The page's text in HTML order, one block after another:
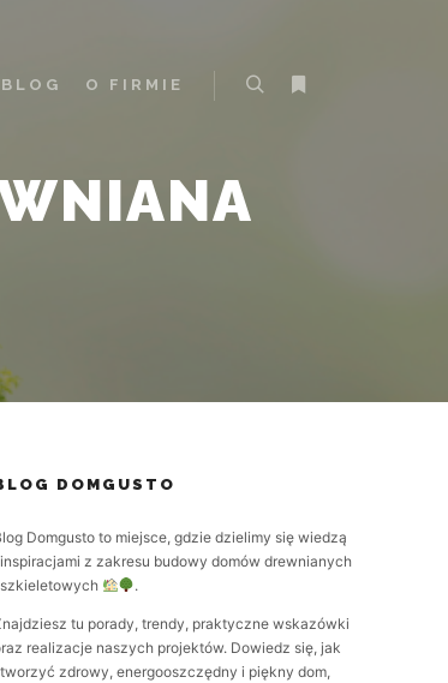
BLOG
O FIRMIE
DOMGUSTO
Domgusto to miejsce, gdzie dzielimy się wiedzą
z zakresu budowy domów drewnianych
.
tu porady, trendy, praktyczne wskazówki
realizacje naszych projektów. Dowiedz się, jak
zdrowy, energooszczędny i piękny dom,